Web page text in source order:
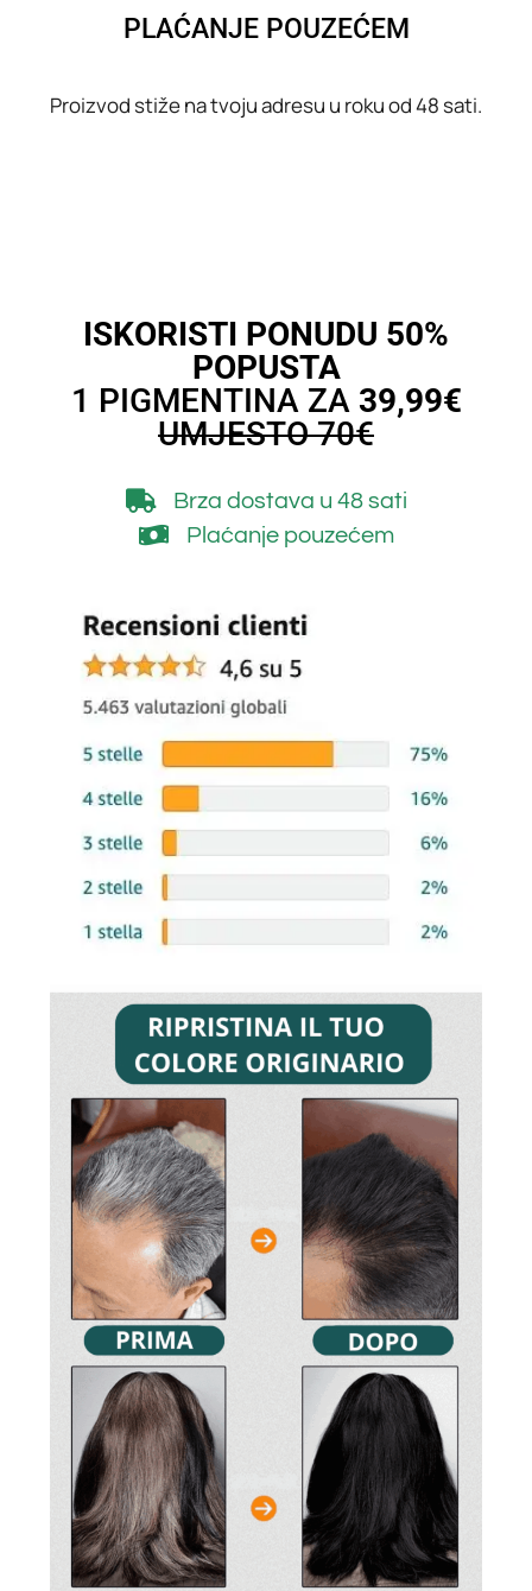
PLAĆANJE POUZEĆEM
Proizvod stiže na tvoju adresu u roku od 48 sati.
ISKORISTI PONUDU 50%
POPUSTA
1 PIGMENTINA ZA 39,99€
UMJESTO 70€
Brza dostava u 48 sati
Plaćanje pouzećem